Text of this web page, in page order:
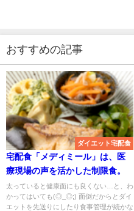
おすすめの記事
ダイエット宅配食
宅配食「メディミール」は、医
療現場の声を活かした制限食。
太っていると健康面にも良くない…と、わ
かってはいても(◎_◎;) 面倒だからとダイ
エットを先送りにしたり食事管理が続かな